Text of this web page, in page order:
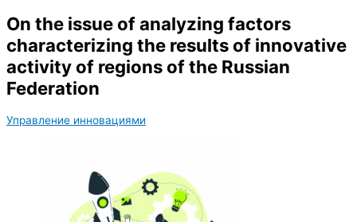
On the issue of analyzing factors
characterizing the results of innovative
activity of regions of the Russian
Federation
Управление инновациями